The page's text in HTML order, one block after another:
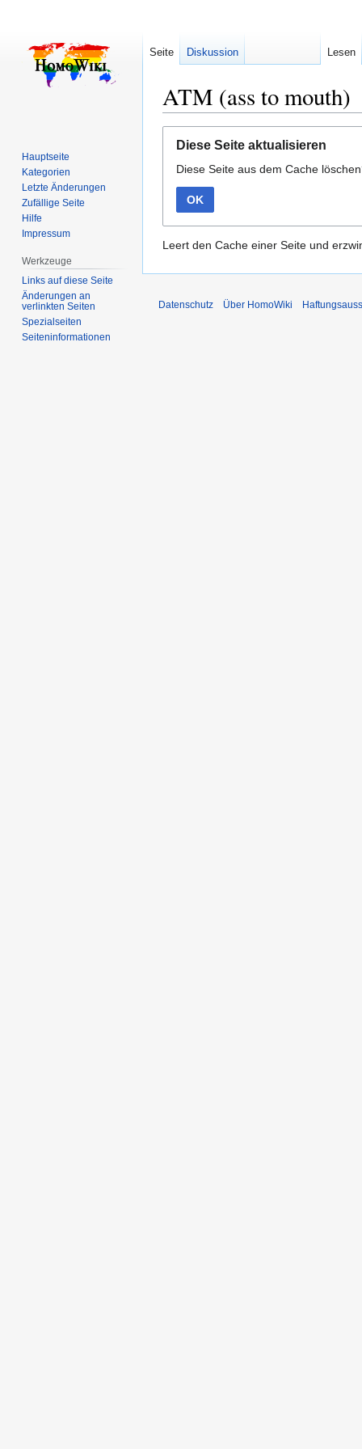
ATM (ass to mouth)
Navigation
springen
Suche
springen
Diese Seite aktualisieren
Diese Seite aus dem Cache
OK
Leert den Cache einer Seite und
Seite Diskussion Lesen
Hauptseite
Kategorien
Letzte Änderungen
Zufällige Seite
Hilfe
Impressum
Werkzeuge
Links auf diese Seite
Änderungen an
verlinkten Seiten
Spezialseiten
Seiten­­informationen
Datenschutz Über HomoWiki